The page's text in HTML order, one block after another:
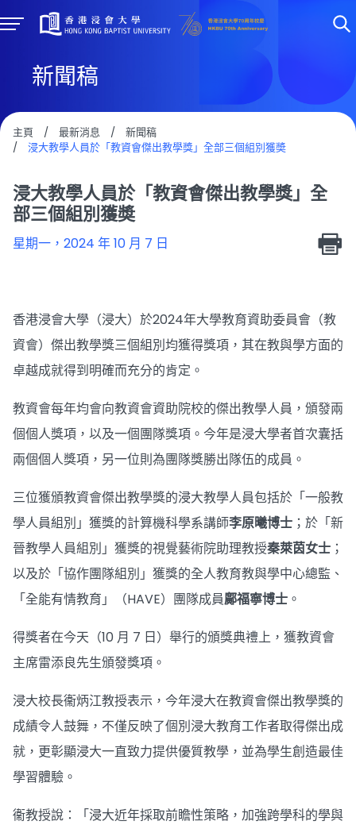
新聞稿
主頁 / 最新消息 /
新聞稿
/
浸大教學人員於「教資會傑出教學獎」全部三個組別獲奬
浸大教學人員於「教資會傑出教學獎」全
部三個組別獲奬
星期一，2024 年 10 月 7 日
香港浸會大學（浸大）於2024年大學教育資助委員會（教
資會）傑出教學獎三個組別均獲得獎項，其在教與學方面的
卓越成就得到明確而充分的肯定。
教資會每年均會向教資會資助院校的傑出教學人員，頒發兩
個個人獎項，以及一個團隊獎項。今年是浸大學者首次囊括
兩個個人獎項，另一位則為團隊獎勝出隊伍的成員。
三位獲頒教資會傑出教學獎的浸大教學人員包括於「一般教
學人員組別」獲獎的計算機科學系講師李原曦博士 ；於「新
晉教學人員組別」獲獎的視覺藝術院助理教授秦萊茵女士 ；
以及於「協作團隊組別」獲獎的全人教育教與學中心總監、
「全能有情教育」（HAVE）團隊成員鄺福寧博士 。
得獎者在今天（10 月 7 日）舉行的頒獎典禮上，獲教資會
主席雷添良先生頒發獎項。
浸大校長衞炳江教授表示，今年浸大在教資會傑出教學獎的
成績令人鼓舞，不僅反映了個別浸大教育工作者取得傑出成
就，更彰顯浸大一直致力提供優質教學，並為學生創造最佳
學習體驗。
衞教授說：「浸大近年採取前瞻性策略，加強跨學科的學與